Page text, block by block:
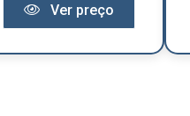
Ver preço